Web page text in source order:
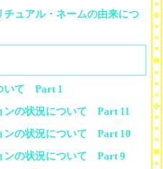
チュアル・ネームの由来につ
いて Part 1
ンの状況について Part 11
ンの状況について Part 10
ンの状況について Part 9